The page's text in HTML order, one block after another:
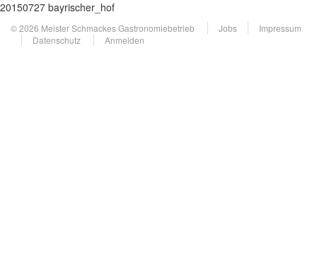
20150727 bayrischer_hof
© 2026 Meister Schmackes Gastronomiebetrieb Jobs
Impressum
Datenschutz
Anmelden